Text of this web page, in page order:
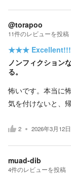
@torapoo
11件のレビューを投稿
★★★ Excellent!!!
ノンフィクション
る。
怖いです。本当に怖
気を付けないと、
2 2026年3月12
muad-dib
4件のレビューを投稿